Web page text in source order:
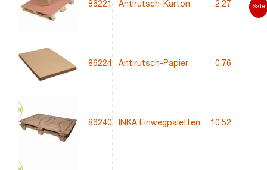
86221 Antirutsch-Karton 2.27 Sale
86224 Antirutsch-Papier 0.76
86240 INKA Einwegpaletten 10.52